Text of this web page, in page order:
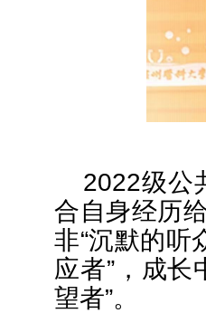
2022级公
合自身经历
非“沉默的听
应者”，成长
望者”。